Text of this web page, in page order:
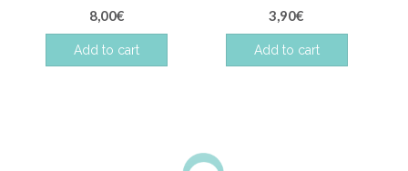
8,00€
Add to cart
3,90€
Add to cart